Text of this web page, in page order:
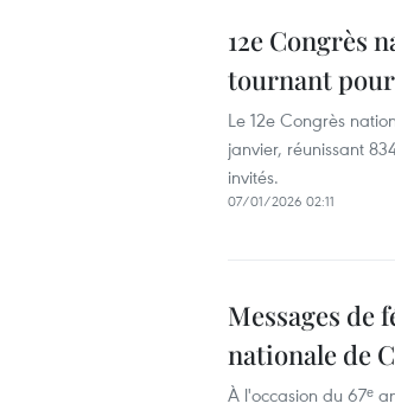
12e Congrès
tournant
Le 12e Congrès
janvier, réunissant
invités.
07/01/2026 02:11
Messages de
nationale de
À l'occasion du 67ᵉ